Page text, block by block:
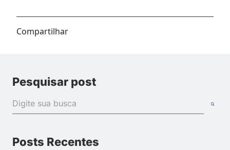
Compartilhar
Pesquisar post
Posts Recentes